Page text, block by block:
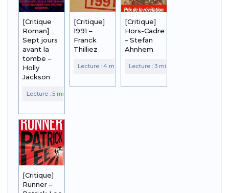
[Critique
Roman]
Sept jours
avant la
tombe –
Holly
Jackson
[Critique]
1991 –
Franck
Thilliez
[Critique]
Hors-Cadre
– Stefan
Ahnhem
[Critique]
Runner –